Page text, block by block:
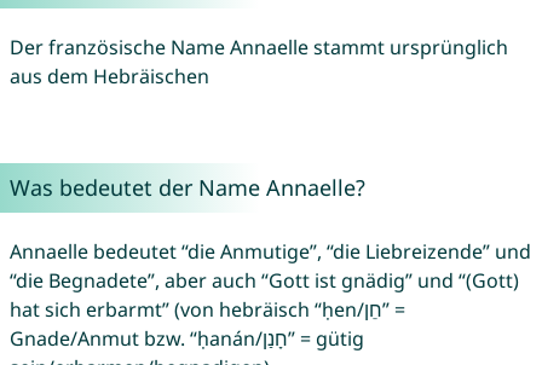
Der französische Name Annaelle stammt ursprünglich
aus dem Hebräischen
Was bedeutet der Name Annaelle?
Annaelle bedeutet “die Anmutige”, “die Liebreizende” und
“die Begnadete”, aber auch “Gott ist gnädig” und “(Gott)
hat sich erbarmt” (von hebräisch “ḥen/חֵן” =
Gnade/Anmut bzw. “ḥanán/חָנַן” = gütig